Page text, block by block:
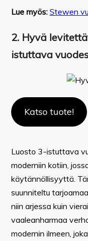
Lue myös: Stewen
2. Hyvä
istuttava
Katso tuote!
Luosto 3-istuttava
moderniin kotiin,
käytännöllisyyttä.
suunniteltu
niin arjessa kuin
vaaleanharmaa
modernin ilmeen,